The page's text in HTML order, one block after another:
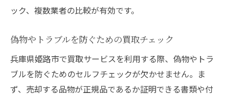
ック、複数業者の比較が有効です。
偽物やトラブルを防ぐための買取チェック
兵庫県姫路市で買取サービスを利用する際、偽物やトラ
ブルを防ぐためのセルフチェックが欠かせません。ま
ず、売却する品物が正規品であるか証明できる書類や付